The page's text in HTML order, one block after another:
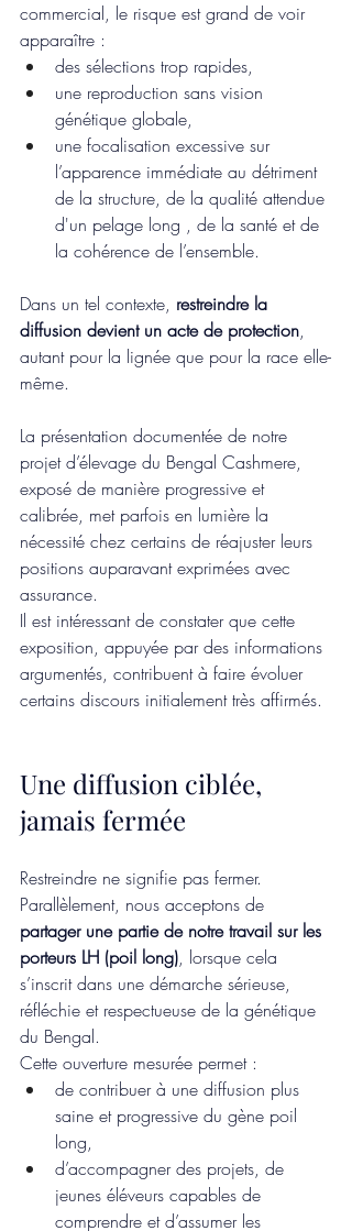
commercial, le risque est grand de voir
apparaître :
des sélections trop rapides,
une reproduction sans vision
génétique globale,
une focalisation excessive sur
l’apparence immédiate au détriment
de la structure, de la qualité attendue
d'un pelage long , de la santé et de
la cohérence de l’ensemble.
Dans un tel contexte, restreindre la
diffusion devient un acte de protection,
autant pour la lignée que pour la race elle-
même.
La présentation documentée de notre
projet d’élevage du Bengal Cashmere,
exposé de manière progressive et
calibrée, met parfois en lumière la
nécessité chez certains de réajuster leurs
positions auparavant exprimées avec
assurance.
Il est intéressant de constater que cette
exposition, appuyée par des informations
argumentés, contribuent à faire évoluer
certains discours initialement très affirmés.
Une diffusion ciblée,
jamais fermée
Restreindre ne signifie pas fermer.
Parallèlement, nous acceptons de
partager une partie de notre travail sur les
porteurs LH (poil long), lorsque cela
s’inscrit dans une démarche sérieuse,
réfléchie et respectueuse de la génétique
du Bengal.
Cette ouverture mesurée permet :
de contribuer à une diffusion plus
saine et progressive du gène poil
long,
d’accompagner des projets, de
jeunes éléveurs capables de
comprendre et d’assumer les